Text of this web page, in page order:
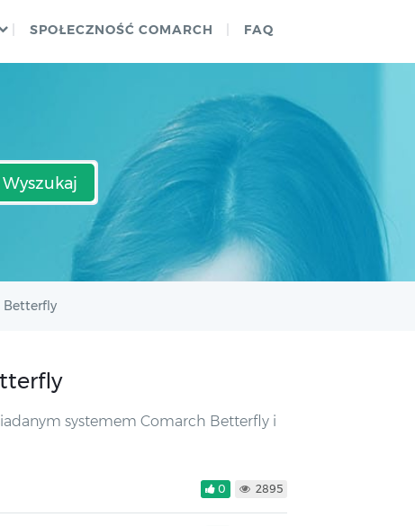
SPOŁECZNOŚĆ COMARCH FAQ
Wyszukaj
Betterfly
systemem Comarch Betterfly i
0 2895